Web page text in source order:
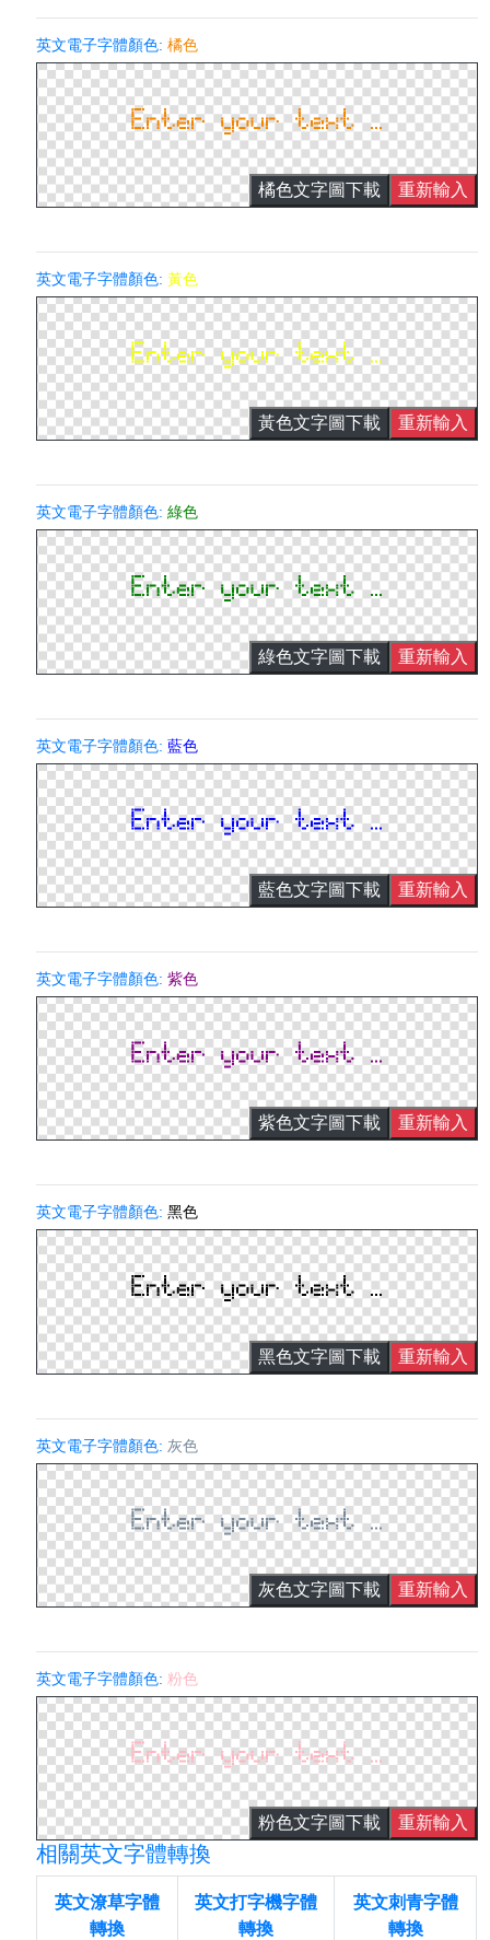
英文電子字體顏色:橘色
橘色文字圖下載 重新輸入
英文電子字體顏色:黃色
黃色文字圖下載 重新輸入
英文電子字體顏色:綠色
綠色文字圖下載 重新輸入
英文電子字體顏色:藍色
藍色文字圖下載 重新輸入
英文電子字體顏色:紫色
紫色文字圖下載 重新輸入
英文電子字體顏色:黑色
黑色文字圖下載 重新輸入
英文電子字體顏色: 灰色
灰色文字圖下載 重新輸入
英文電子字體顏色: 粉色
粉色文字圖下載 重新輸入
相關英文字體轉換
英文潦草字體
轉換
英文打字機字體
轉換
英文刺青字體
轉換